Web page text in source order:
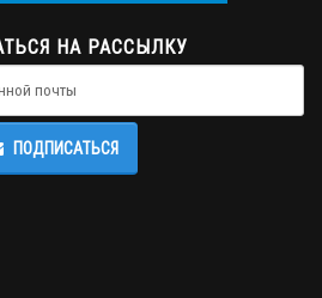
НА РАССЫЛКУ
ПОДПИСАТЬСЯ